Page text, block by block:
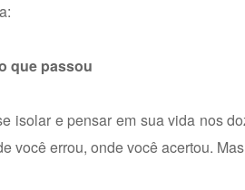
que passou
isolar e pensar em sua vida nos
você errou, onde você acertou.